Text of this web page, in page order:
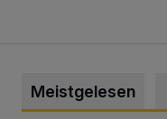
Meistgelesen